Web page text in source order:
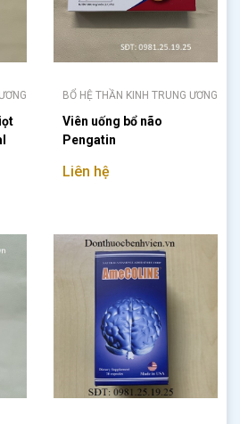
BỔ HỆ THẦN KINH TRUNG ƯƠNG
Viên uống bổ não
Pengatin
Liên hệ